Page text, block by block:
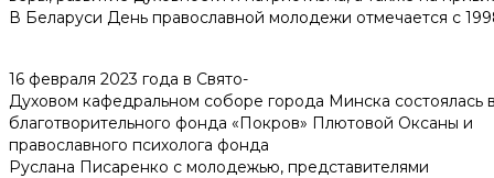
Материалы
Помочь делом
Помочь деньгами
В Беларуси День православной молодежи отмечается с
16 февраля 2023 года в Свято-
Духовом кафедральном соборе города Минска состоялась
благотворительного фонда «Покров» Плютовой Оксаны и
православного психолога фонда
Руслана Писаренко с молодежью, представителями